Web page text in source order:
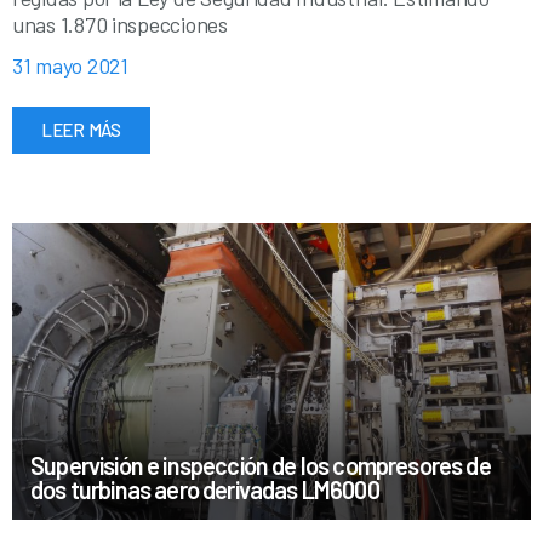
unas 1.870 inspecciones
31 mayo 2021
LEER MÁS
Supervisión e inspección de los compresores de
dos turbinas aero derivadas LM6000